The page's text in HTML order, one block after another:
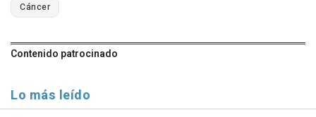
Cáncer
Contenido patrocinado
Lo más leído